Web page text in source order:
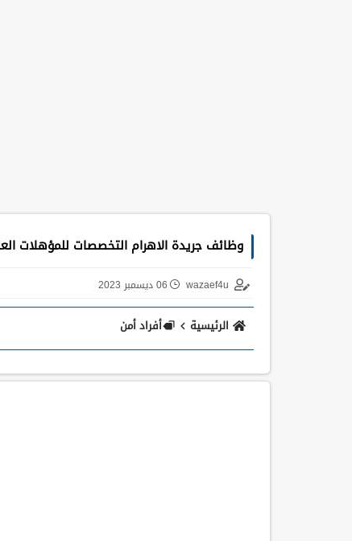
وظائف جريدة الاهرام التخصصات للمؤهلات
wazaef4u 06 ديسمبر 2023
الرئيسية أفراد أمن